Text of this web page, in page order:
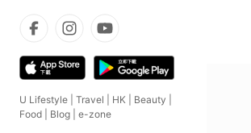
U Lifestyle Travel HK Beauty
Food
Blog e-zone